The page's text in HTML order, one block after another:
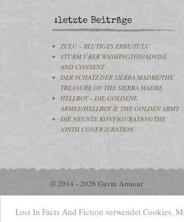
Lost In Facts And Fiction verwendet Cookies.
:letzte Beiträge
ZULU – BLUTIGES ERBE/ZULU
STURM ÜBER WASHINGTON/ADVISE
AND CONSENT
DER SCHATZ DER SIERRA MADRE/THE
TREASURE OF THE SIERRA MADRE
HELLBOY – DIE GOLDENE
ARMEE/HELLBOY II: THE GOLDEN ARMY
DIE NEUNTE KONFIGURATION/THE
NINTH CONFIGURATION
© 2014 - 2026 Gavin Armour